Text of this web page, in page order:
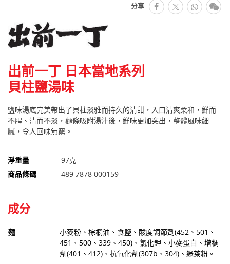
分享 facebook
推特 微
出前一丁 日本當地系列
貝柱鹽湯味
鹽味湯底完美帶出了貝柱淡雅而持久的清甜，入口清爽柔和，鮮而
不腥、清而不淡，麵條吸附湯汁後，鮮味更加突出，整體風味細
膩，令人回味無窮。
淨重量
97克
商品條碼
489 7878 000159
成分
麵
小麥粉、棕櫚油、食鹽、酸度調節劑(452、501、
451、500、339、450)、氯化鉀、小麥蛋白、增稠
劑(401、412)、抗氧化劑(307b、304)、綠茶粉。